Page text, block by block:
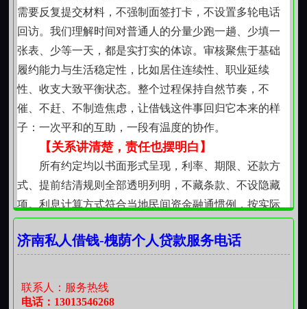
不需要提供银行流水打印件，也不必跑多个部门开
证明。基本要求很朴素：年满二十、有济阳常住生活痕
迹、有稳定生活来源或家庭支持基础、能清晰说明资金
用途。我们看重的是一个人日常生活的稳定性，而非张
纸上的数据。种地的、开店的、跑运输的、做手艺的、
带孩子的、照顾老人的只要踏实过日子，就有获得合理
周转支持的可能。
【借得清楚，还得轻松】
从第一次交谈开始，就明确告知资金成本结构、计
费逻辑和时间节点。没有隐藏费用，不叠加名目，不临
时加项。还款方式也尊重习惯：可按约定日期一次性结
清，也可分两至三期匀速归还，视实际情况而定。重点
不在“快”，而在“稳”；不在“多”，而在“适配”。
需要反复提交材料，不强制面签打卡，不设置多轮电话
回访。我们理解时间对普通人的分量少跑一趟、少填一
张表、少等一天，都是实打实的体谅。审核聚焦于基础
履约能力与生活稳定性，比如居住连续性、职业延续
性、收支大致平衡状态。整个过程保持自然节奏，不
催、不赶、不制造焦虑，让借钱这件事回归它本来的样
子：一次平和的互助，一段有温度的协作。
【关系讲清楚，责任也摆明白】
所有约定均以书面形式呈现，利率、期限、还款方
式、提前结清规则全部透明列明，不藏条款、不设隐藏
项。利息计算方式符合当地民间资金融通惯例，按实际
期相处，所以更在意每一次合作是否让人安心、踏实、
的默契。
【不放大困难，也不美化结果】
济南私人借钱-槐荫个人贷款服务电话
联系人：服务热线
电话：13013546268